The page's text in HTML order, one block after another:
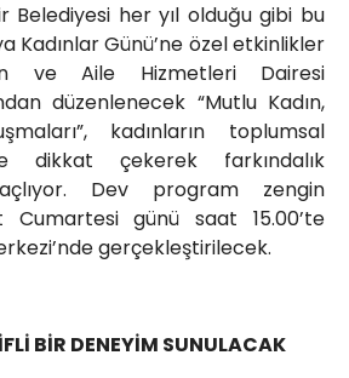
Belediyesi her yıl olduğu gibi bu
Kadınlar Günü’ne özel etkinlikler
ve Aile Hizmetleri Dairesi
düzenlenecek “Mutlu Kadın,
kadınların toplumsal
dikkat çekerek farkındalık
Dev program zengin
günü saat 15.00’te
gerçekleştirilecek.
BİR DENEYİM SUNULACAK